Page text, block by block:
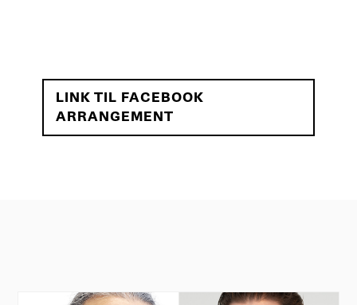
LINK TIL FACEBOOK
ARRANGEMENT